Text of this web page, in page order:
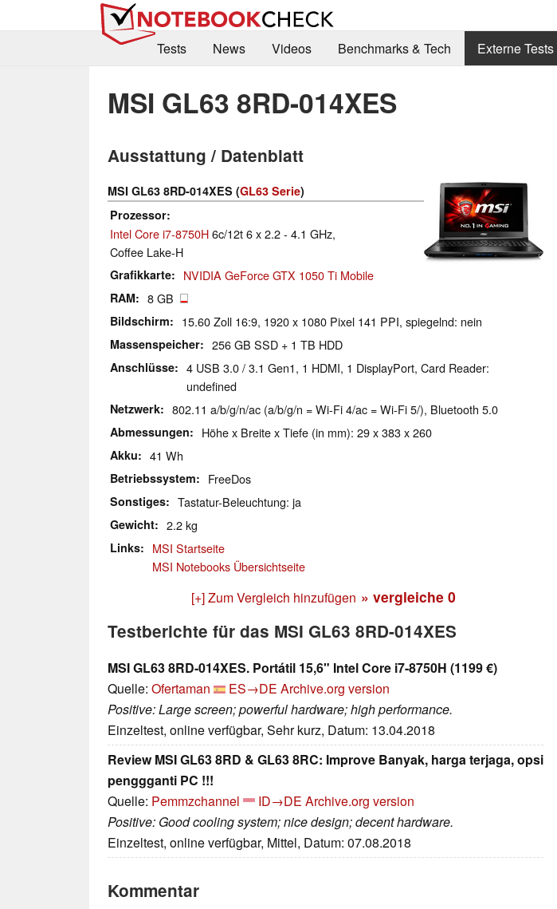
Tests
News Videos Benchmarks & Tech Externe Tests
MSI GL63 8RD-014XES
Ausstattung / Datenblatt
MSI GL63 8RD-014XES (GL63 Serie)
Prozessor
Intel Core i7-8750H6c/12t 6 x 2.2 - 4.1 GHz,
Coffee Lake-H
Grafikkarte NVIDIA GeForce GTX 1050 Ti Mobile
RAM 8 GB
Bildschirm 15.60 Zoll 16:9, 1920 x 1080 Pixel 141 PPI, spiegelnd: nein
Massenspeicher 256 GB SSD + 1 TB HDD
Anschlüsse
4 USB 3.0 / 3.1 Gen1, 1 HDMI, 1 DisplayPort, Card Reader:
undefined
Netzwerk 802.11 a/b/g/n/ac (a/b/g/n = Wi-Fi 4/ac = Wi-Fi 5/), Bluetooth 5.0
Abmessungen Höhe x Breite x Tiefe (in mm): 29 x 383 x 260
Akku 41 Wh
Betriebssystem FreeDos
Sonstiges Tastatur-Beleuchtung: ja
Gewicht 2.2 kg
Links
MSI Startseite
MSI Notebooks Übersichtseite
[+] Zum Vergleich hinzufügen » vergleiche 0
Testberichte für das MSI GL63 8RD-014XES
MSI GL63 8RD-014XES. Portátil 15,6" Intel Core i7-8750H (1199 €)
Quelle: Ofertaman ES→DE Archive.org version
Positive: Large screen; powerful hardware; high performance.
Einzeltest, online verfügbar, Sehr kurz, Datum: 13.04.2018
Review MSI GL63 8RD & GL63 8RC: Improve Banyak, harga terjaga, opsi
penggganti PC !!!
Quelle: Pemmzchannel ID→DE Archive.org version
Positive: Good cooling system; nice design; decent hardware.
Einzeltest, online verfügbar, Mittel, Datum: 07.08.2018
Kommentar